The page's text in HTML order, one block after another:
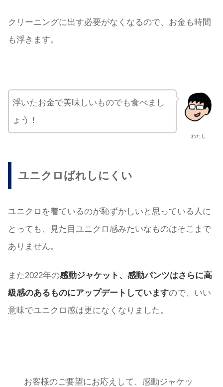
クリーニングに出す必要がなくなるので、お金も時間
も浮きます。
わたし
浮いたお金で美味しいものでも食べまし
ょう！
ユニクロばれしにくい
ユニクロを着ているのが恥ずかしいと思っている人に
とっても、見た目ユニクロ感みたいなものはそこまで
ありません。
また2022年の感動ジャケット、感動パンツはさらに高
級感のあるものにアップデートしていますので、いい
意味でユニクロ感は更になくなりました。
お客様のご要望にお応えして、感動ジャケッ